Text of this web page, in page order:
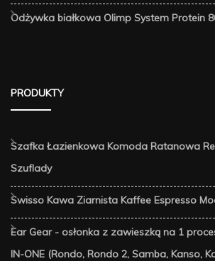
Odżywka białkowa Olimp System Protein
PRODUKTY
Szafka Łazienkowa Komoda Ratanowa
Szuflady
Swisso Kawa Ziarnista Kaffee Espresso
Ear Gear - osłonka z zawieszką na 1
IN-ONE (Rondo, Rondo 2, Samba, Kanso,